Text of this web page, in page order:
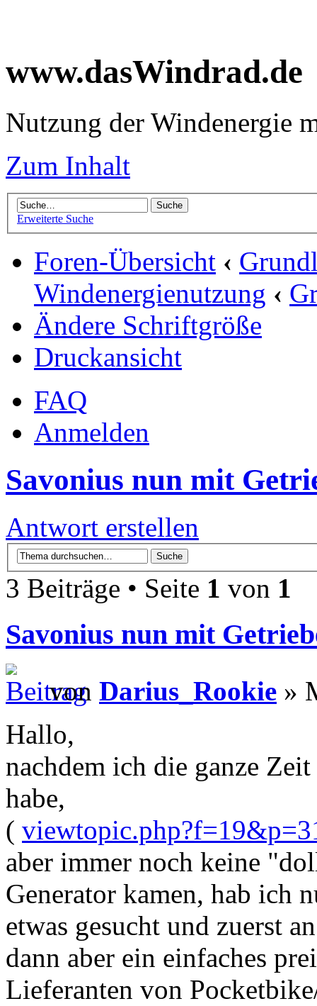
www.dasWindrad.de
Nutzung der Windenergie
Zum Inhalt
Erweiterte Suche
Foren-Übersicht ‹
Windenergienutzung ‹
Ändere Schriftgröße
Druckansicht
FAQ
Anmelden
Savonius nun mit
Antwort erstellen
3 Beiträge • Seite 1 von 1
Savonius nun mit
von Darius_Rookie »
Hallo,
nachdem ich die ganze
habe,
(
aber immer noch keine
Generator kamen, hab ich
etwas gesucht und zuerst
dann aber ein einfaches
Lieferanten von